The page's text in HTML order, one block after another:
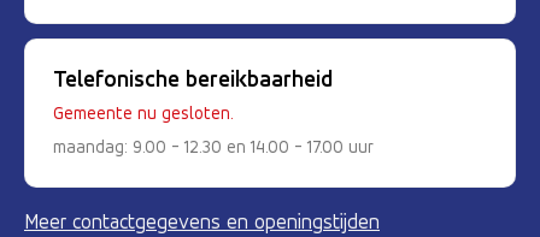
Telefonische bereikbaarheid
Gemeente nu gesloten.
maandag: 9.00 - 12.30 en 14.00 - 17.00 uur
Meer contactgegevens en openingstijden